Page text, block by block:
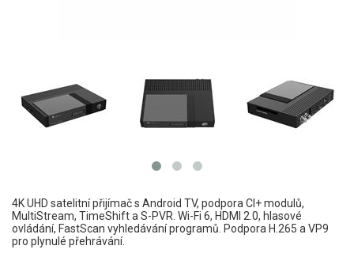
4K UHD satelitní přijímač s Android TV, podpora CI+ modulů,
MultiStream, TimeShift a S-PVR. Wi-Fi 6, HDMI 2.0, hlasové
ovládání, FastScan vyhledávání programů. Podpora H.265 a VP9
pro plynulé přehrávání.